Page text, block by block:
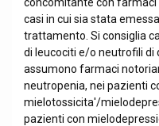
casi in cui sia stata
trattamento. Si consiglia
di leucociti e/o neutrofili di
assumono farmaci
neutropenia, nei pazienti
mielotossicita'/
pazienti con